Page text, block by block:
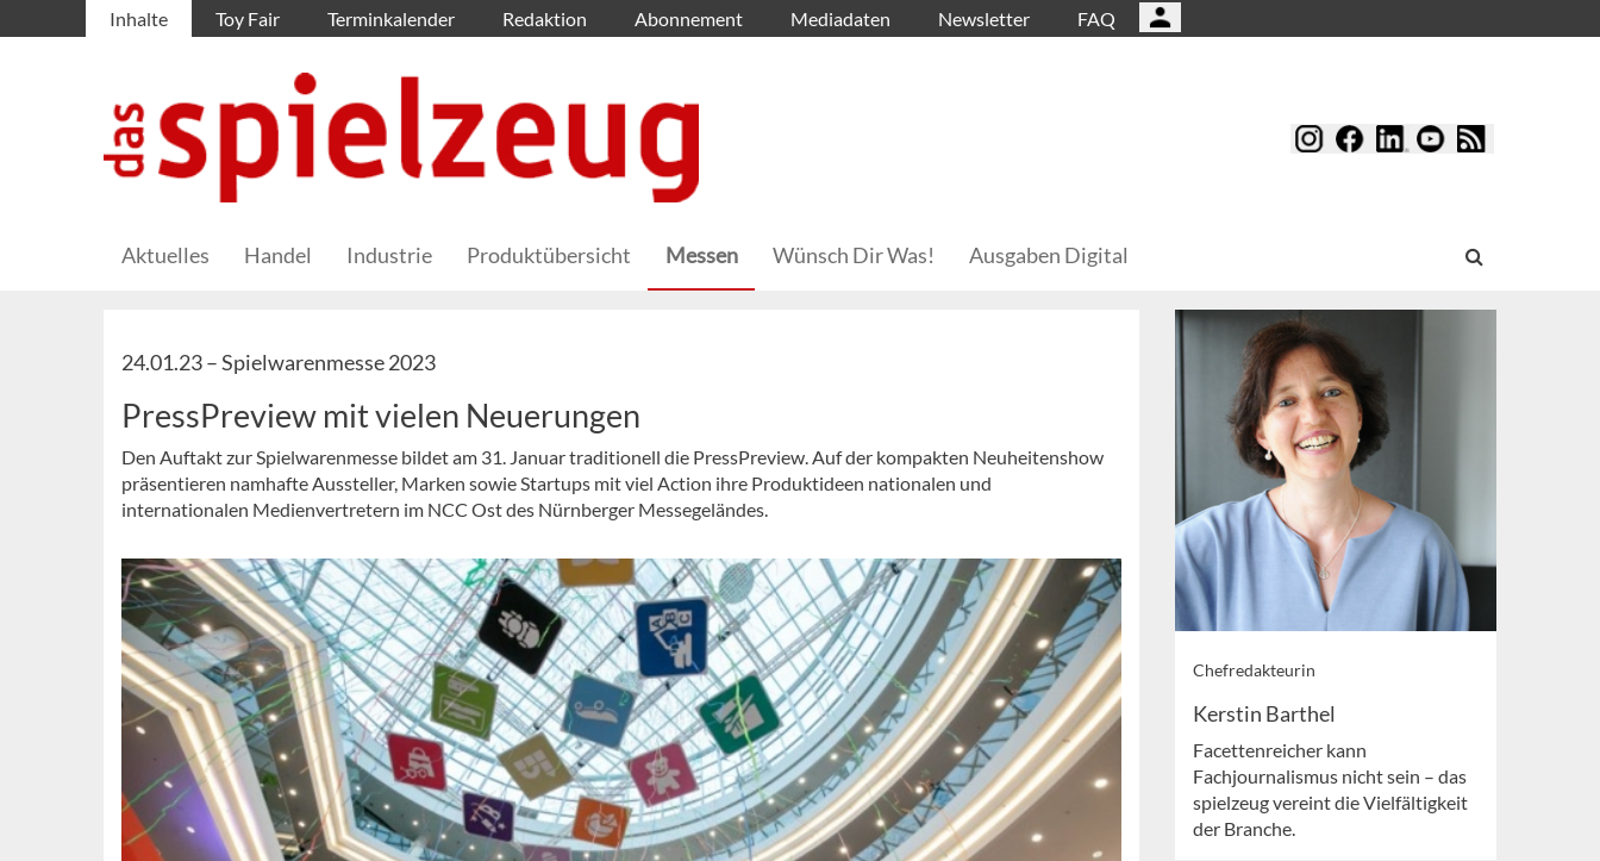
Inhalte Toy Fair Terminkalender Redaktion Abonnement Mediadaten Newsletter FAQ
Aktuelles Handel Industrie Produktübersicht Messen Wünsch Dir Was! Ausgaben Digital
24.01.23 –Spielwarenmesse 2023
PressPreview mit vielen Neuerungen
Den Auftakt zur Spielwarenmesse bildet am 31. Januar traditionell die PressPreview. Auf der kompakten Neuheitenshow
präsentieren namhafte Aussteller, Marken sowie Startups mit viel Action ihre Produktideen nationalen und
internationalen Medienvertretern im NCC Ost des Nürnberger Messegeländes.
Chefredakteurin
Kerstin Barthel
Facettenreicher kann
Fachjournalismus nicht sein – das
spielzeug vereint die Vielfältigkeit
der Branche.